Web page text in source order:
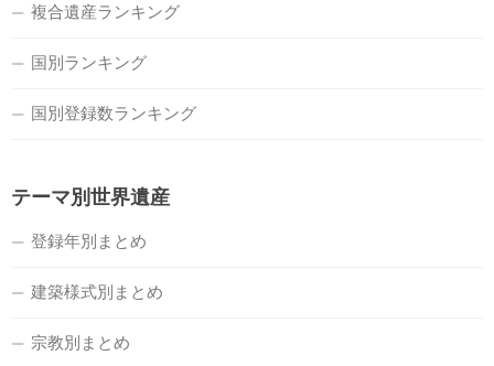
複合遺産ランキング
国別ランキング
国別登録数ランキング
テーマ別世界遺産
登録年別まとめ
建築様式別まとめ
宗教別まとめ